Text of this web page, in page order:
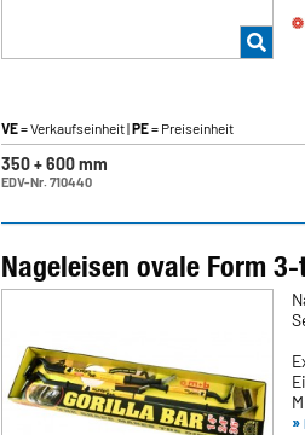
VE= Verkaufseinheit |PE= Preiseinheit
350 + 600 mm
EDV-Nr. 710440
Nageleisen ovale Form